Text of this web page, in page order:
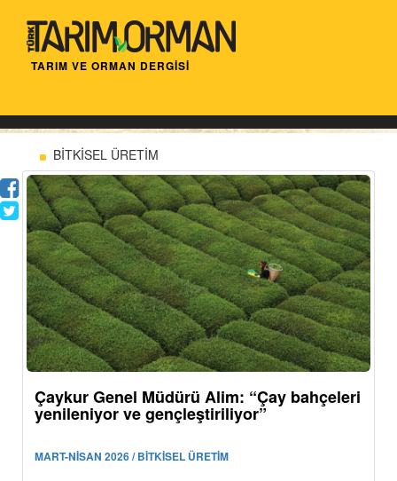
TARIM VE ORMAN DERGİSİ
BİTKİSEL ÜRETİM
Çaykur Genel Müdürü Alim: “Çay bahçeleri
yenileniyor ve gençleştiriliyor”
MART-NİSAN 2026 / BİTKİSEL ÜRETİM